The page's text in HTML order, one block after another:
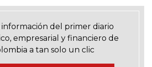
información del primer diario
empresarial y financiero de
a tan solo un clic